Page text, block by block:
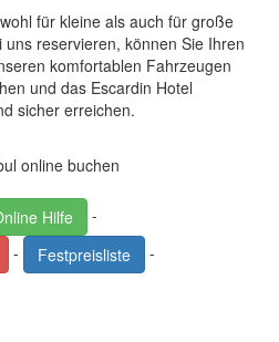
für kleine als auch für große
reservieren, können Sie Ihren
komfortablen Fahrzeugen
und das Escardin Hotel
sicher erreichen.
Hilfe
-
- Festpreisliste
-